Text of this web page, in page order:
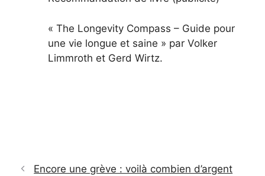
« The Longevity Compass – Guide pour
une vie longue et saine » par Volker
Limmroth et Gerd Wirtz.
Encore une grève : voilà combien d’argent